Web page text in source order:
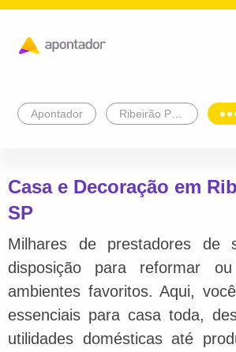
Apontador
Casa e Decoração em
SP
Milhares de prestadores de
disposição para reformar
ambientes favoritos. Aqui,
essenciais para casa toda,
utilidades domésticas até